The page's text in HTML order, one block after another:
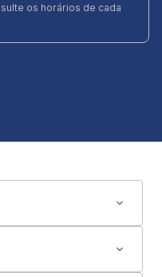
os horários de cada